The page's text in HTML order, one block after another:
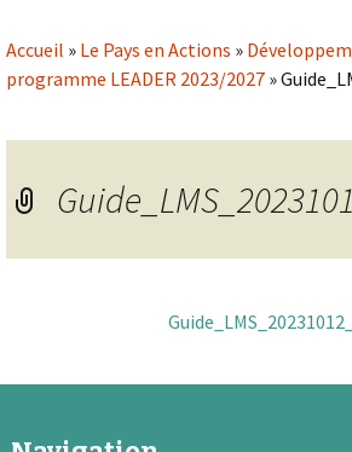
Accueil » Le Pays en Actions »
programme LEADER 2023/2027 »